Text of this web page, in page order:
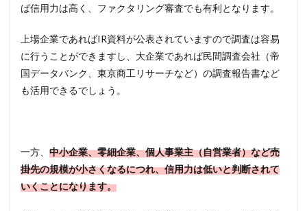
ば信用力は高く、ファクタリング審査でも有利となります。
上場企業であればIR資料が公表されていますので調査は容易
に行うことができますし、大企業であれば民間調査会社（帝
国データバンク、東京商工リサーチなど）の調査報告書など
も活用できるでしょう。
一方、 中小企業、零細企業、個人事業主（自営業者）など売
掛先の規模が小さくなるにつれ、信用力は低いと判断されて
いくことになります。